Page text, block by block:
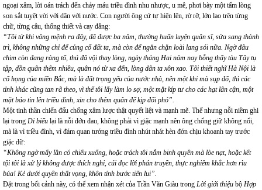
ngoại xâm, lời oán trách đến chảy máu triều đình nhu nhược, u mê, phơi bày một tấm lòng
son sắt tuyệt vời với dân với nước. Con người ông cứ tự hiện lên, rờ rỡ, lớn lao trên từng
chữ, từng câu, thống thiết và cay đắng:
“Tôi từ khi vâng mệnh ra đây, đã được ba năm, thường huấn luyện quân sĩ, sửa sang thành
trì, không những chỉ để củng cố đất ta, mà còn để ngăn chặn loài lang sói nữa. Ngờ đâu
chim còn đang ràng tổ, thú đã vội thay lòng, ngày tháng Hai năm nay bỗng thấy tàu Tây tụ
tập, dồn quân thêm nhiều, quân nó từ xa đến, lòng dân ta xôn xao. Tôi thiết nghĩ Hà Nội là
cổ họng của miền Bắc, mà là đất trọng yếu của nước nhà, nên một khi mà sụp đổ, thì các
tỉnh khác cũng tan rã theo, vì thế tôi lấy làm lo sợ, một mặt kíp tư cho các hạt lân cận, một
mặt báo tin lên triều đình, xin cho thêm quân để kịp đối phó”.
Một tinh thần chiến đấu chống xâm lược thật quyết liệt và mạnh mẽ. Thế nhưng nỗi niềm ghi
lại trong Di biểu lại là nỗi đớn đau, không phải vì giặc mạnh nên ông chống giữ không nổi,
mà là vì triều đình, vì đám quan tướng triều đình nhút nhát hèn đớn chịu khoanh tay trước
giặc dữ:
“Không ngờ mấy lần có chiếu xuống, hoặc trách tôi nắm binh quyền mà lòe nạt, hoặc kết
tội tôi là xử lý không được thích nghi, cúi đọc lời phán truyền, thực nghiêm khắc hơn rìu
búa! Kẻ dưới quyền thất vọng, khôn tính bước tiến lui”.
Đặt trong bối cảnh này, có thể xem nhận xét của Trần Văn Giàu trong Lời giới thiệu bộ Hợp